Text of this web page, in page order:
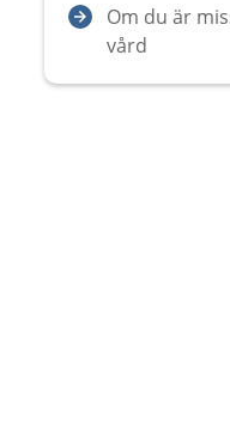
Om du är
vård